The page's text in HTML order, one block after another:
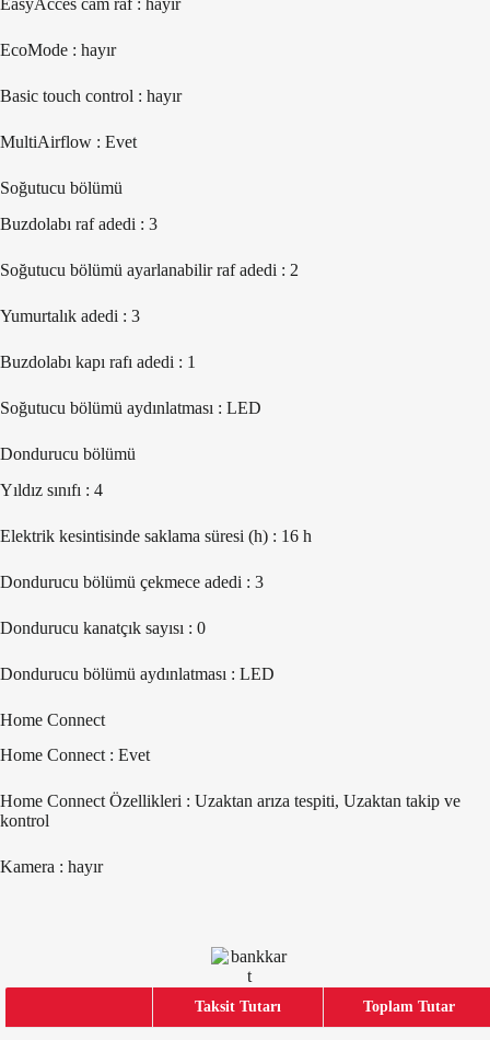
EasyAcces cam raf : hayır
EcoMode : hayır
Basic touch control : hayır
MultiAirflow : Evet
Soğutucu bölümü
Buzdolabı raf adedi : 3
Soğutucu bölümü ayarlanabilir raf adedi : 2
Yumurtalık adedi : 3
Buzdolabı kapı rafı adedi : 1
Soğutucu bölümü aydınlatması : LED
Dondurucu bölümü
Yıldız sınıfı : 4
Elektrik kesintisinde saklama süresi (h) : 16 h
Dondurucu bölümü çekmece adedi : 3
Dondurucu kanatçık sayısı : 0
Dondurucu bölümü aydınlatması : LED
Home Connect
Home Connect : Evet
Home Connect Özellikleri : Uzaktan arıza tespiti, Uzaktan takip ve
kontrol
Kamera : hayır
Taksit Tutarı Toplam Tutar